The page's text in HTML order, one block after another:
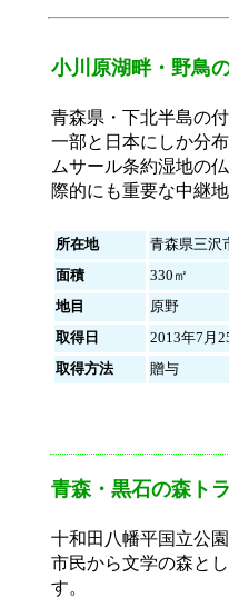
小川原湖畔・野鳥
青森県・下北半島の
一部と日本にしか分
ムサール条約湿地の
際的にも重要な中継
所在地
青森県三沢
面積
330㎡
地目
原野
取得日
2013年7月
取得方法
贈与
青森・黒石の森ト
十和田八幡平国立公
市民から文学の森と
す。